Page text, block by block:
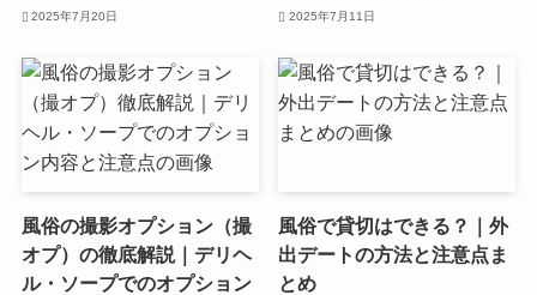
2025年7月20日 2025年7月11日
風俗の撮影オプション（撮
オプ）の徹底解説｜デリヘ
ル・ソープでのオプション
風俗で貸切はできる？｜外
出デートの方法と注意点ま
とめ